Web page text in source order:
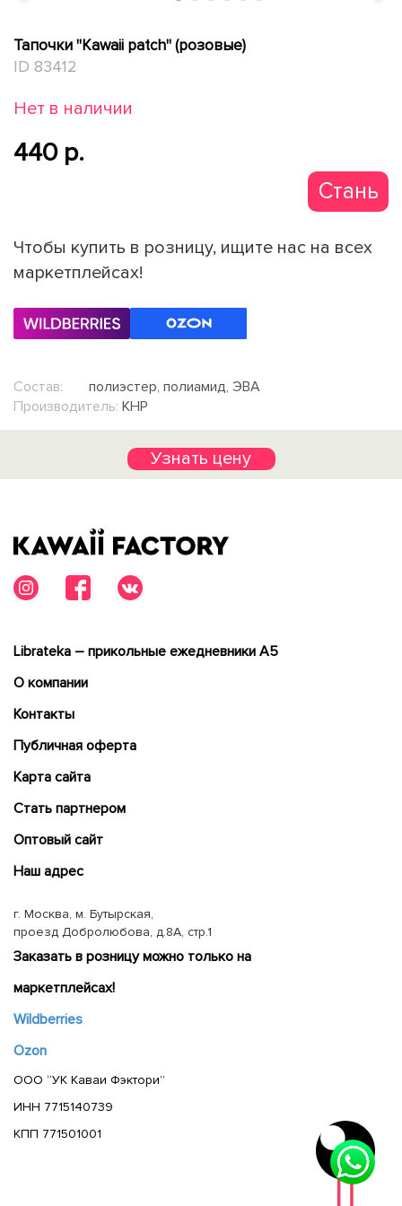
Тапочки "Kawaii patch" (розовые)
ID 83412
Нет в наличии
440 p.
Стань
Чтобы купить в розницу, ищите нас на всех
маркетплейсах!
Состав:
полиэстер, полиамид, ЭВА
Производитель: КНР
Узнать цену
Librateka – прикольные ежедневники А5
О компании
Контакты
Публичная оферта
Карта сайта
Cтать партнером
Оптовый сайт
Наш адрес
г. Москва, м. Бутырская,
проезд Добролюбова, д.8А, стр.1
Заказать в розницу можно только на
маркетплейсах!
Wildberries
Ozon
ООО “УК Каваи Фэктори”
ИНН 7715140739
КПП 771501001